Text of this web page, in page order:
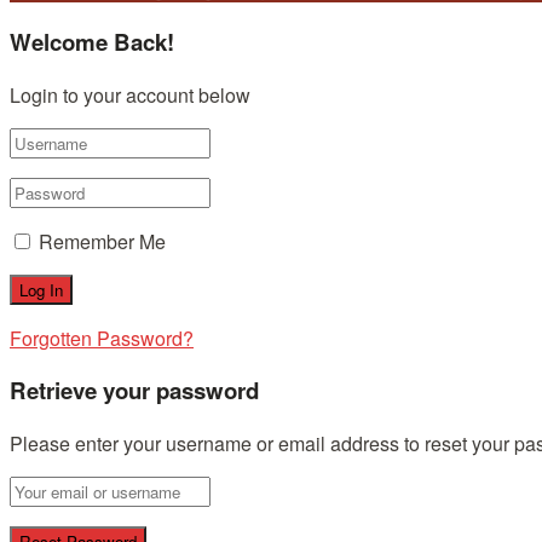
Welcome Back!
Login to your account below
Remember Me
Forgotten Password?
Retrieve your password
Please enter your username or email address to reset your